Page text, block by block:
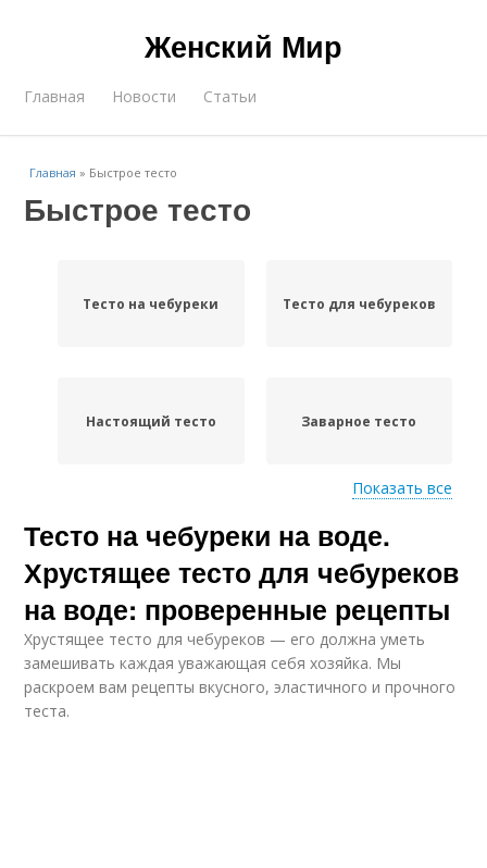
Женский Мир
Главная Новости Статьи
Главная » Быстрое тесто
Быстрое тесто
Тесто на чебуреки Тесто для чебуреков
Настоящий тесто Заварное тесто
Тесто на воде Тесто на кипятке
Тесто на кефире Дрожжевое тесто
Показать все
Тесто на чебуреки на воде.
Хрустящее тесто для чебуреков
на воде: проверенные рецепты
Хрустящее тесто для чебуреков — его должна уметь
замешивать каждая уважающая себя хозяйка. Мы
раскроем вам рецепты вкусного, эластичного и прочного
теста.